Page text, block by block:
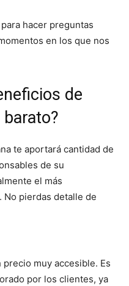
hacer preguntas
en los que nos
de
barato?
te aportará cantidad de
de su
el más
No pierdas detalle de
muy accesible. Es
por los clientes, ya